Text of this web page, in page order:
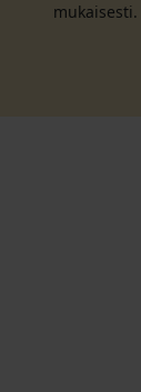
mukaisesti.